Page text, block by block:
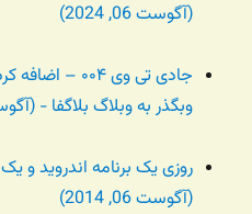
(آگوست 06, 2024)
جادی تی وی
وبگذر به وبلاگ بلاگفا - (آگوست 06,
روزی یک برنامه اندروید و
(آگوست 06, 2014)